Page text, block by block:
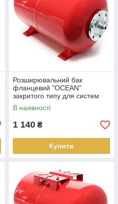
Розширювальний бак
фланцевий "OCEAN"
закритого типу для систем
опалення 24 літри
В наявності
1 140 ₴
Купити